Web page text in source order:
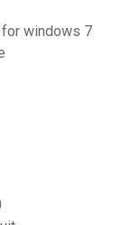
for windows 7